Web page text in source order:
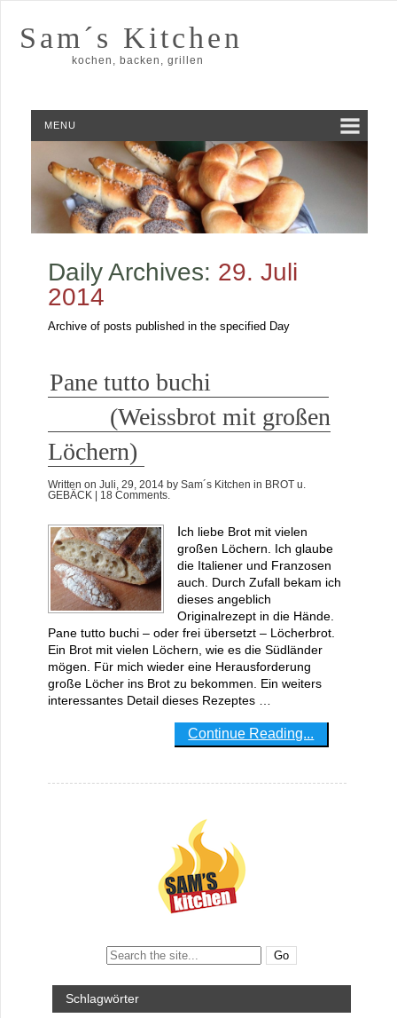
Sam´s Kitchen
kochen, backen, grillen
MENU
Daily Archives: 29. Juli
2014
Archive of posts published in the specified Day
Pane tutto buchi
(Weissbrot mit großen
Löchern)
Written on Juli, 29, 2014 by Sam´s Kitchen in BROT u.
GEBÄCK
| 18 Comments.
Ich liebe Brot mit vielen
großen Löchern. Ich glaube
die Italiener und Franzosen
auch. Durch Zufall bekam ich
dieses angeblich
Originalrezept in die Hände.
Pane tutto buchi – oder frei übersetzt – Löcherbrot.
Ein Brot mit vielen Löchern, wie es die Südländer
mögen. Für mich wieder eine Herausforderung
große Löcher ins Brot zu bekommen. Ein weiters
interessantes Detail dieses Rezeptes …
Continue Reading...
Search:
Schlagwörter